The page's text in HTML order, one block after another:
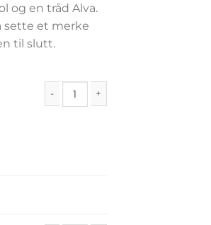
og en tråd Alva.
sette et merke
til slutt.